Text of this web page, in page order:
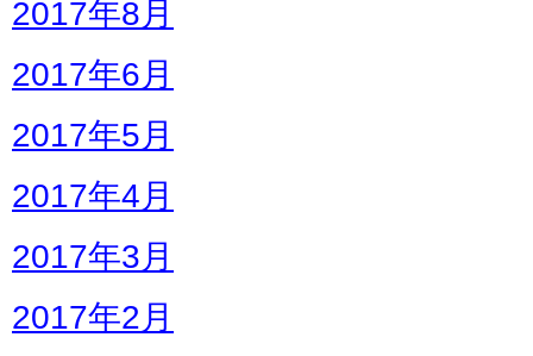
2017年8月
2017年6月
2017年5月
2017年4月
2017年3月
2017年2月